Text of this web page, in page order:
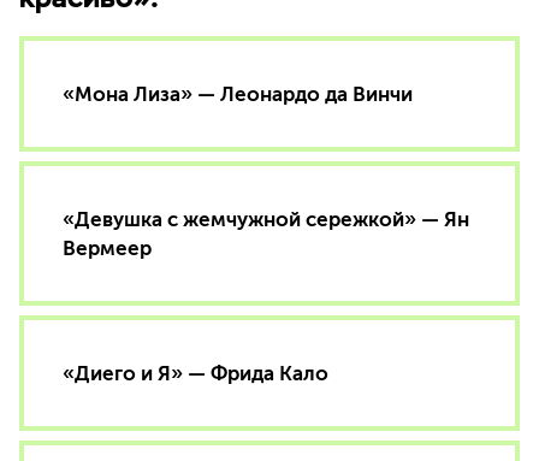
«Мона Лиза» — Леонардо да Винчи
«Девушка с жемчужной сережкой» — Ян
Вермеер
«Диего и Я» — Фрида Кало